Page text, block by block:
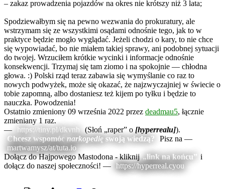
– zakaz prowadzenia pojazdów na okres nie krótszy niż 3 lata;
Spodziewałbym się na pewno wezwania do prokuratury, ale
wstrzymam się ze wszystkimi osądami odnośnie tego, jak to w
praktyce będzie mogło wyglądać. Jeżeli chodzi o kary, to nie chce
się wypowiadać, bo nie miałem takiej sprawy, ani podobnej sytuacji
do twojej. Wrzuciłem krótkie wycinki i informacje odnośnie
konsekwencji. Trzymaj się tam ziomo i na spokojnie — chłodna
głowa. :) Polski rząd teraz zabawia się wymyślanie co raz to
nowych podwyżek, może się okazać, że najzwyczajniej w świecie o
tobie zapomną, albo dostaniesz też kijem po tyłku i będzie to
nauczka. Powodzenia!
Ostatnio zmieniony 09 września 2022 przez deadmau5, łącznie
zmieniany 1 raz.
— https://tiny.pl/dkvnh (Słoń „raper” o [hyperrealu]).
Chcesz wspomóc narkopedię swoją wiedzą?
Pisz na —
martwamysz/at/tuta.io
Dołącz do Hajpowego Mastodona - kliknij „link na końcu” i
dołącz do naszej społeczności! — https://hyperreal.cyou